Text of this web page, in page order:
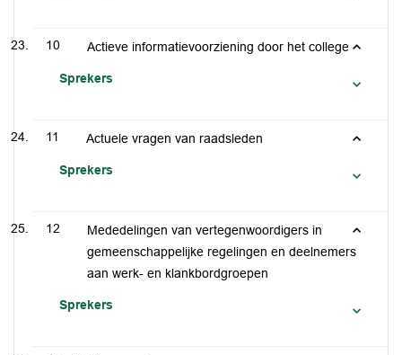
10 Actieve informatievoorziening door het college
Sprekers
11 Actuele vragen van raadsleden
Sprekers
12
Mededelingen van vertegenwoordigers in
gemeenschappelijke regelingen en deelnemers
aan werk- en klankbordgroepen
Sprekers